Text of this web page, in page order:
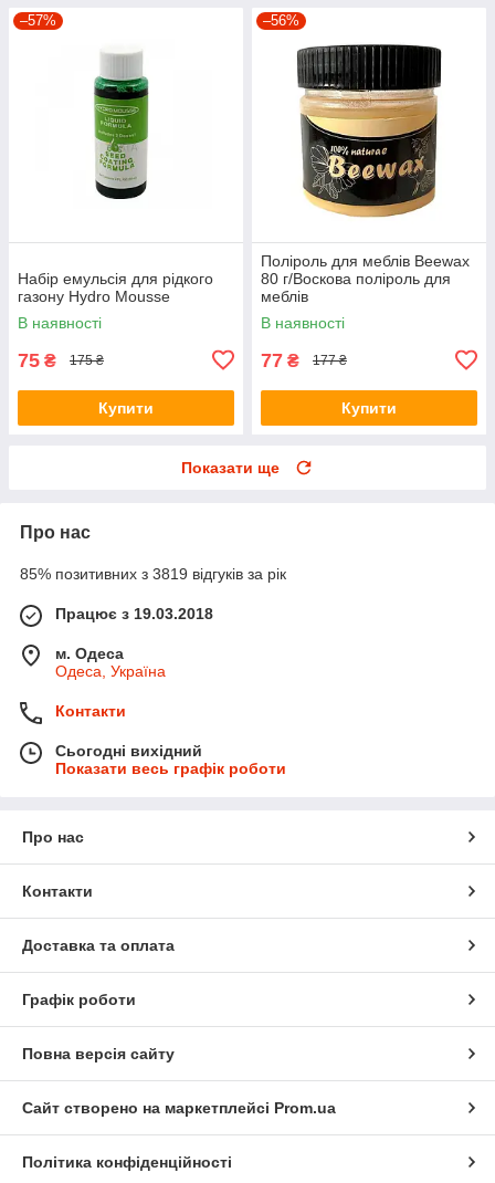
–57%
Набір емульсія для рідкого
газону Hydro Mousse
В наявності
75 ₴ 175 ₴
Купити
–56%
Поліроль для меблів Beewax
80 г/Воскова поліроль для
меблів
В наявності
77 ₴ 177 ₴
Купити
Показати ще
Про нас
85% позитивних з 3819 відгуків за рік
Працює з 19.03.2018
м. Одеса
Одеса, Україна
Контакти
Сьогодні вихідний
Показати весь графік роботи
Про нас
Контакти
Доставка та оплата
Графік роботи
Повна версія сайту
Сайт створено на маркетплейсі Prom.ua
Політика конфіденційності